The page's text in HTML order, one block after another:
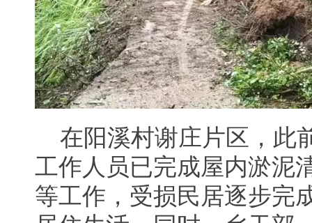
在阳溪村谢庄片区，此
工作人员已完成屋内淤泥
等工作，受损民居逐步完